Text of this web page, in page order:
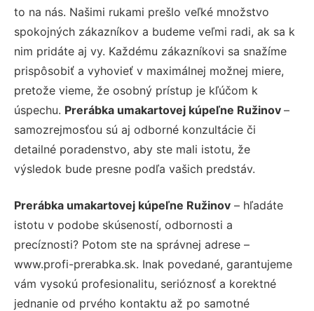
to na nás. Našimi rukami prešlo veľké množstvo
spokojných zákazníkov a budeme veľmi radi, ak sa k
nim pridáte aj vy. Každému zákazníkovi sa snažíme
prispôsobiť a vyhovieť v maximálnej možnej miere,
pretože vieme, že osobný prístup je kľúčom k
úspechu. Prerábka umakartovej kúpeľne Ružinov –
samozrejmosťou sú aj odborné konzultácie či
detailné poradenstvo, aby ste mali istotu, že
výsledok bude presne podľa vašich predstáv.
Prerábka umakartovej kúpeľne Ružinov – hľadáte
istotu v podobe skúseností, odbornosti a
precíznosti? Potom ste na správnej adrese –
www.profi-prerabka.sk. Inak povedané, garantujeme
vám vysokú profesionalitu, serióznosť a korektné
jednanie od prvého kontaktu až po samotné